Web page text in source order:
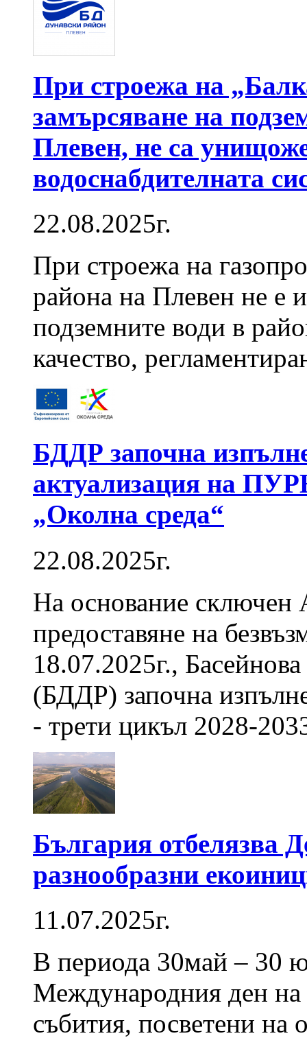
При строежа на
замърсяване на
Плевен, не са
водоснабдителната
22.08.2025г.
При строежа на
района на Плевен не е
подземните води в
качество,
БДДР започна
актуализация на
„Околна среда“
22.08.2025г.
На основание сключен
предоставяне на
18.07.2025г.,
(БДДР) започна
- трети цикъл 2028-
България отбелязва
разнообразни
11.07.2025г.
В периода 30май – 30
Международния ден на
събития, посветени на